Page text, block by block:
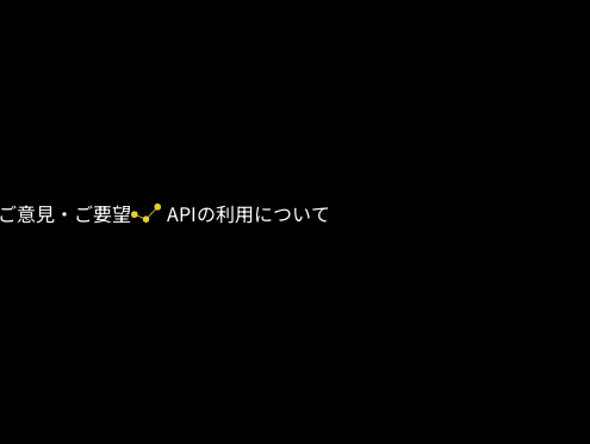
ご意見・ご要望 APIの利用について